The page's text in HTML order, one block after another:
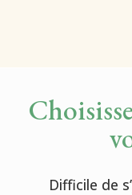
Difficile de